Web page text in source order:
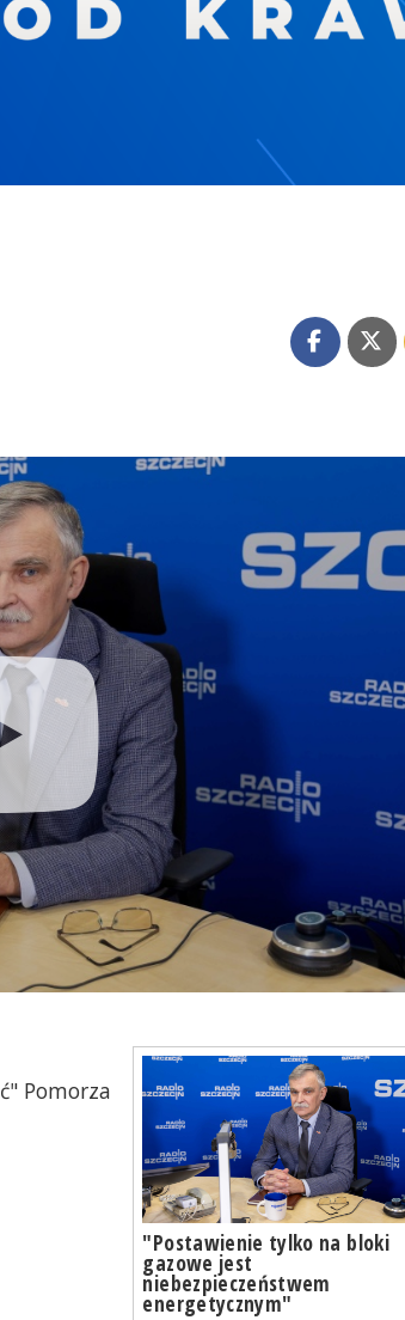
"Postawienie tylko na bloki
gazowe jest
niebezpieczeństwem
energetycznym"
Pomorza